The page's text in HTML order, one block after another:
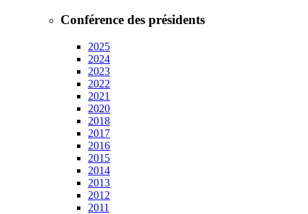
Conférence des présidents
2025
2024
2023
2022
2021
2020
2018
2017
2016
2015
2014
2013
2012
2011